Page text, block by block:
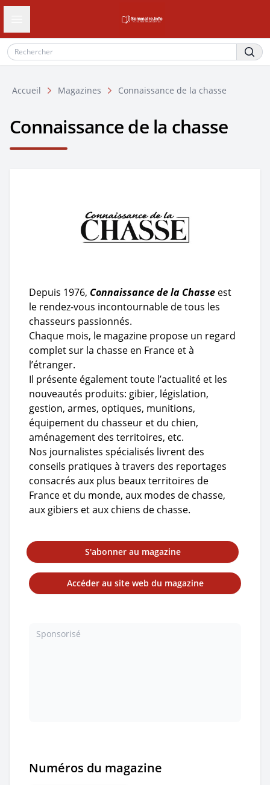
Ouvrir le tiroir de navigation
Accueil Magazines Connaissance de la chasse
Connaissance de la chasse
Depuis 1976, Connaissance de la Chasse est
le rendez-vous incontournable de tous les
chasseurs passionnés.
Chaque mois, le magazine propose un regard
complet sur la chasse en France et à
l’étranger.
Il présente également toute l’actualité et les
nouveautés produits: gibier, législation,
gestion, armes, optiques, munitions,
équipement du chasseur et du chien,
aménagement des territoires, etc.
Nos journalistes spécialisés livrent des
conseils pratiques à travers des reportages
consacrés aux plus beaux territoires de
France et du monde, aux modes de chasse,
aux gibiers et aux chiens de chasse.
S'abonner au magazine
Accéder au site web du magazine
Sponsorisé
Numéros du magazine